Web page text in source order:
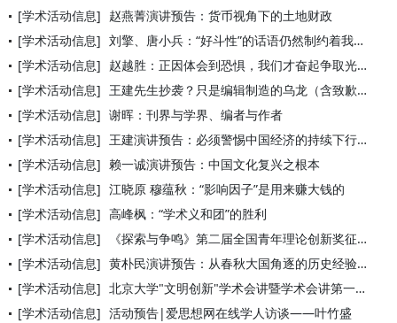
[学术活动信息] 赵燕菁演讲预告：货币视角下的土地财政
[学术活动信息] 刘擎、唐小兵：“好斗性”的话语仍然制约着我们 ——关于中国公
[学术活动信息] 赵越胜：正因体会到恐惧，我们才奋起争取光亮
[学术活动信息] 王建先生抄袭？只是编辑制造的乌龙（含致歉声明）
[学术活动信息] 谢晖：刊界与学界、编者与作者
[学术活动信息] 王建演讲预告：必须警惕中国经济的持续下行风险
[学术活动信息] 赖一诚演讲预告：中国文化复兴之根本
[学术活动信息] 江晓原 穆蕴秋：“影响因子”是用来赚大钱的
[学术活动信息] 高峰枫：“学术义和团”的胜利
[学术活动信息]
《探索与争鸣》第二届全国青年理论创新奖征文
[学术活动信息] 黄朴民演讲预告：从春秋大国角逐的历史经验中汲取战略智慧
[学术活动信息] 北京大学"文明创新"学术会讲暨学术会讲第一讲预告
[学术活动信息] 活动预告|爱思想网在线学人访谈——叶竹盛